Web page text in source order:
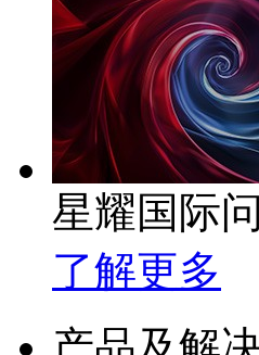
星耀国际
了解更多